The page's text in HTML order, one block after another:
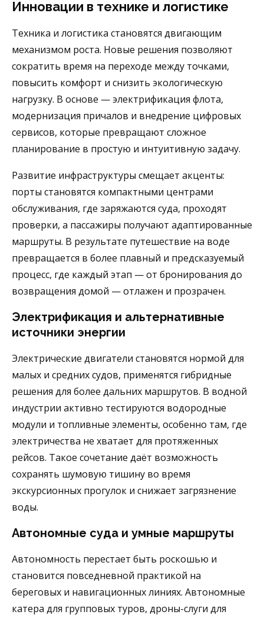
Инновации в технике и логистике
Техника и логистика становятся двигающим
механизмом роста. Новые решения позволяют
сократить время на переходе между точками,
повысить комфорт и снизить экологическую
нагрузку. В основе — электрификация флота,
модернизация причалов и внедрение цифровых
сервисов, которые превращают сложное
планирование в простую и интуитивную задачу.
Развитие инфраструктуры смещает акценты:
порты становятся компактными центрами
обслуживания, где заряжаются суда, проходят
проверки, а пассажиры получают адаптированные
маршруты. В результате путешествие на воде
превращается в более плавный и предсказуемый
процесс, где каждый этап — от бронирования до
возвращения домой — отлажен и прозрачен.
Электрификация и альтернативные
источники энергии
Электрические двигатели становятся нормой для
малых и средних судов, применятся гибридные
решения для более дальних маршрутов. В водной
индустрии активно тестируются водородные
модули и топливные элементы, особенно там, где
электричества не хватает для протяженных
рейсов. Такое сочетание даёт возможность
сохранять шумовую тишину во время
экскурсионных прогулок и снижает загрязнение
воды.
Автономные суда и умные маршруты
Автономность перестает быть роскошью и
становится повседневной практикой на
береговых и навигационных линиях. Автономные
катера для групповых туров, дроны-слуги для